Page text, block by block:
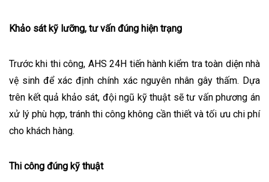
Khảo sát kỹ lưỡng, tư vấn đúng hiện trạng
Trước khi thi công, AHS 24H tiến hành kiểm tra toàn diện nhà
vệ sinh để xác định chính xác nguyên nhân gây thấm. Dựa
trên kết quả khảo sát, đội ngũ kỹ thuật sẽ tư vấn phương án
xử lý phù hợp, tránh thi công không cần thiết và tối ưu chi phí
cho khách hàng.
Thi công đúng kỹ thuật